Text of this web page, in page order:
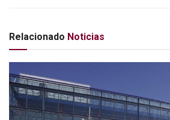
Relacionado Noticias